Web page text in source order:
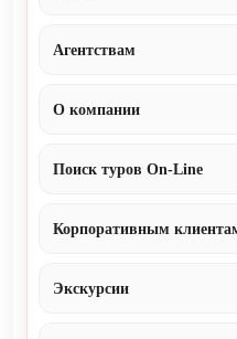
Агентствам
О компании
Поиск туров On-Line
Корпоративным
Экскурсии